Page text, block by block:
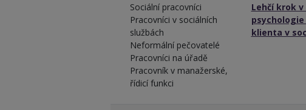
Sociální pracovníci
Pracovníci v sociálních
službách
Neformální pečovatelé
Pracovníci na úřadě
Pracovník v manažerské,
řídicí funkci
Lehčí krok
klienta v